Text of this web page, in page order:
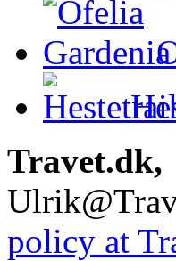
Travet.dk,
policy at